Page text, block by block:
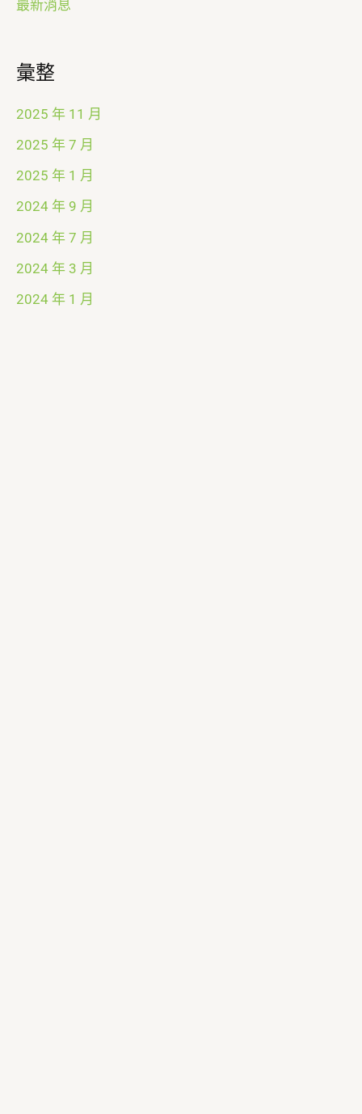
最新消息
彙整
2025 年 11 月
2025 年 7 月
2025 年 1 月
2024 年 9 月
2024 年 7 月
2024 年 3 月
2024 年 1 月